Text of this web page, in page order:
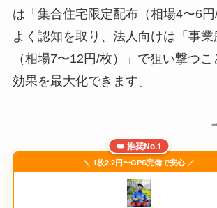
は「集合住宅限定配布（相場4〜6
よく認知を取り、法人向けは「事
（相場7〜12円/枚）」で狙い撃つ
効果を最大化できます。
👑 推奨No.1
＼ 1枚2.2円〜GPS完備で安心 ／